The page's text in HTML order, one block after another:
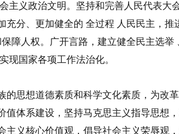
主义政治文明。坚持和完善人民代表大
充分、更加健全的 全过程 人民民主，推
障人权。广开言路，建立健全民主选举
现国家各项工作法治化。
的思想道德素质和科学文化素质，为改
值体系建设，坚持马克思主义指导思想
主义核心价值观，倡导社会主义荣辱观